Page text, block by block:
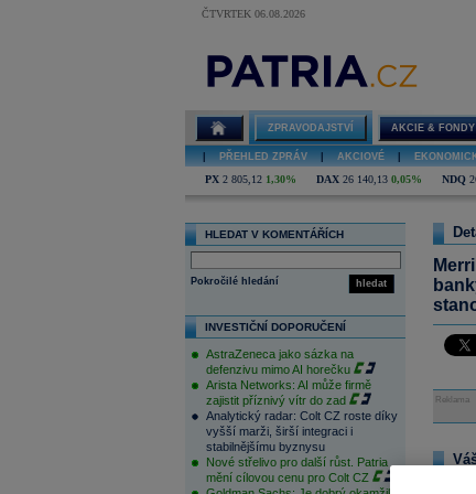
ČTVRTEK 06.08.2026
ZPRAVODAJSTVÍ AKCIE & FONDY
PŘEHLED ZPRÁV AKCIOVÉ
PX 2 805,12 1,30% DAX 26 140,13 0,05% NDQ
HLEDAT V KOMENTÁŘÍCH
hledat
Pokročilé hledání
INVESTIČNÍ DOPORUČENÍ
AstraZeneca jako sázka na
defenzivu mimo AI horečku
Arista Networks: AI může firmě
zajistit příznivý vítr do zad
Analytický radar: Colt CZ roste díky
vyšší marži, širší integraci i
stabilnějšímu byznysu
Nové střelivo pro další růst. Patria
mění cílovou cenu pro Colt CZ
Reklama